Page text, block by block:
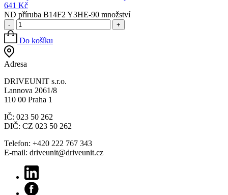
641 Kč
ND příruba B14F2 Y3HE-90 množství
- +
Do košíku
Adresa
DRIVEUNIT s.r.o.
Lannova 2061/8
110 00 Praha 1
IČ: 023 50 262
DIČ: CZ 023 50 262
Telefon: +420 222 767 343
E-mail: driveunit@driveunit.cz